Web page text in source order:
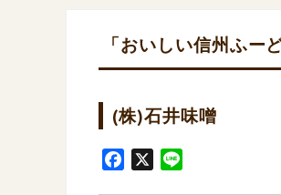
「おいしい信州ふー
(株)石井味噌